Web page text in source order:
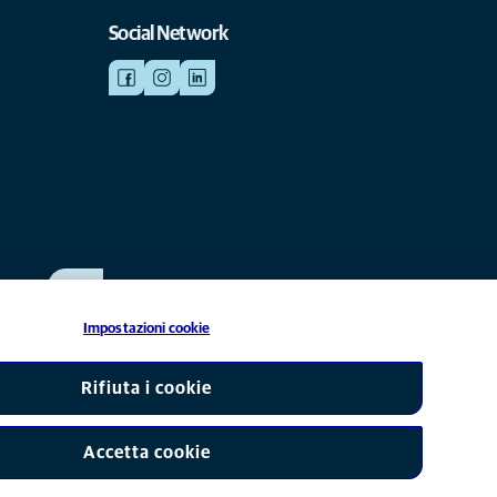
Social Network
di Mars, Inc © 2026
Impostazioni cookie
Rifiuta i cookie
Accetta cookie